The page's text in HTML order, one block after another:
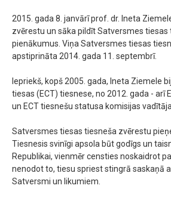
2015. gada 8. janvārī prof. dr. Ineta
zvērestu un sāka pildīt Satversmes
pienākumus. Viņa Satversmes tiesas
apstiprināta 2014. gada 11. septembrī.
Iepriekš, kopš 2005. gada, Ineta Ziemele
tiesas (ECT) tiesnese, no 2012. gada - arī
un ECT tiesnešu statusa komisijas vadītāja.
Satversmes tiesas tiesneša zvērestu
Tiesnesis svinīgi apsola būt godīgs un
Republikai, vienmēr censties noskaidrot
nenodot to, tiesu spriest stingrā saskaņā
Satversmi un likumiem.